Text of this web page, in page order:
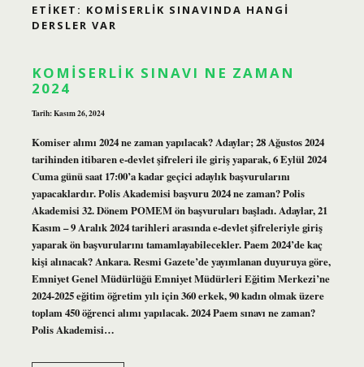
ETIKET: KOMISERLIK SINAVINDA HANGI
DERSLER VAR
KOMISERLIK SINAVI NE ZAMAN
2024
Tarih: Kasım 26, 2024
Komiser alımı 2024 ne zaman yapılacak? Adaylar; 28 Ağustos 2024
tarihinden itibaren e-devlet şifreleri ile giriş yaparak, 6 Eylül 2024
Cuma günü saat 17:00’a kadar geçici adaylık başvurularını
yapacaklardır. Polis Akademisi başvuru 2024 ne zaman? Polis
Akademisi 32. Dönem POMEM ön başvuruları başladı. Adaylar, 21
Kasım – 9 Aralık 2024 tarihleri ​​arasında e-devlet şifreleriyle giriş
yaparak ön başvurularını tamamlayabilecekler. Paem 2024’de kaç
kişi alınacak? Ankara. Resmi Gazete’de yayımlanan duyuruya göre,
Emniyet Genel Müdürlüğü Emniyet Müdürleri Eğitim Merkezi’ne
2024-2025 eğitim öğretim yılı için 360 erkek, 90 kadın olmak üzere
toplam 450 öğrenci alımı yapılacak. 2024 Paem sınavı ne zaman?
Polis Akademisi…